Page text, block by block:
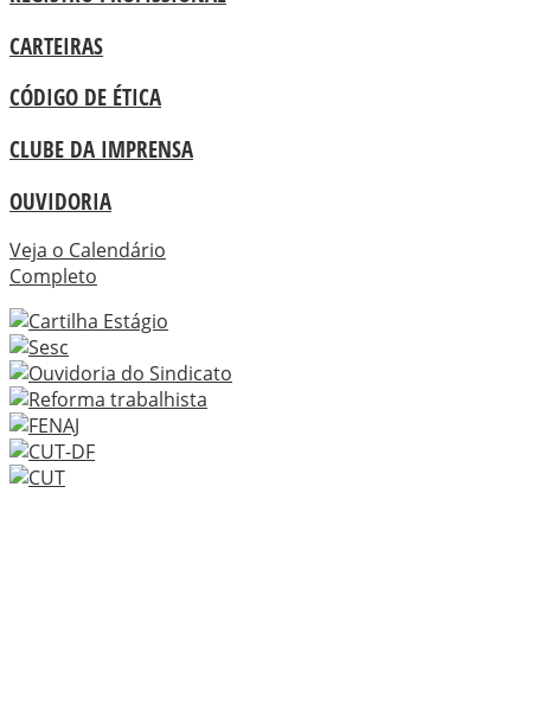
CARTEIRAS
CÓDIGO DE ÉTICA
CLUBE DA IMPRENSA
OUVIDORIA
Veja o Calendário
Completo